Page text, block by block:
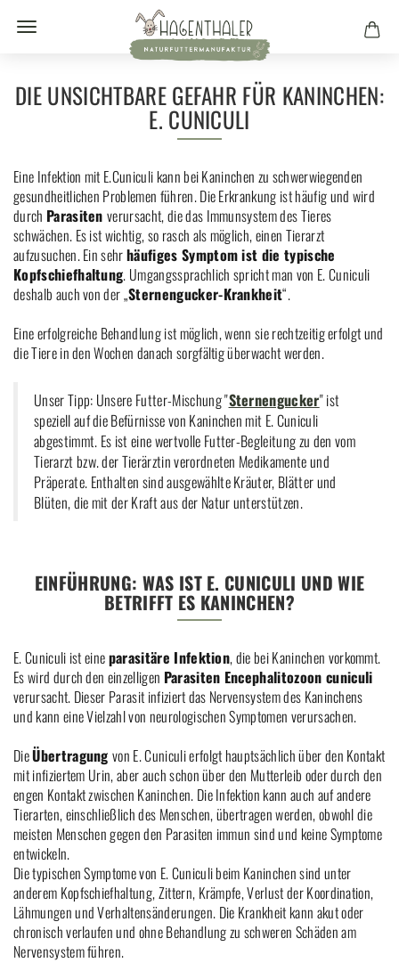
DIE UNSICHTBARE GEFAHR FÜR KANINCHEN:
E. CUNICULI
Eine Infektion mit E.Cuniculi kann bei Kaninchen zu schwerwiegenden
gesundheitlichen Problemen führen. Die Erkrankung ist häufig und wird
durch Parasitenverursacht, die das Immunsystem des Tieres
schwächen. Es ist wichtig, so rasch als möglich, einen Tierarzt
aufzusuchen. Ein sehrhäufiges Symptom ist die typische
Kopfschiefhaltung. Umgangssprachlich spricht man von E. Cuniculi
deshalb auch von der „Sternengucker-Krankheit“.
Eine erfolgreiche Behandlung ist möglich, wenn sie rechtzeitig erfolgt und
die Tiere in den Wochen danach sorgfältig überwacht werden.
Unser Tipp: Unsere Futter-Mischung "Sternengucker" ist
speziell auf die Befürnisse von Kaninchen mit E. Cuniculi
abgestimmt. Es ist eine wertvolle Futter-Begleitung zu den vom
Tierarzt bzw. der Tierärztin verordneten Medikamente und
Präperate. Enthalten sind ausgewählte Kräuter, Blätter und
Blüten, die mit der Kraft aus der Natur unterstützen.
EINFÜHRUNG: WAS IST E. CUNICULI UND WIE
BETRIFFT ES KANINCHEN?
E. Cuniculi ist eineparasitäre Infektion, die bei Kaninchen vorkommt.
Es wird durch den einzelligen Parasiten Encephalitozoon cuniculi
verursacht. Dieser Parasit infiziert das Nervensystem des Kaninchens
und kann eine Vielzahl von neurologischen Symptomen verursachen.
DieÜbertragungvon E. Cuniculi erfolgt hauptsächlich über den Kontakt
mit infiziertem Urin, aber auch schon über den Mutterleib oder durch den
engen Kontakt zwischen Kaninchen. Die Infektion kann auch auf andere
Tierarten, einschließlich des Menschen, übertragen werden, obwohl die
meisten Menschen gegen den Parasiten immun sind und keine Symptome
entwickeln.
Die typischen Symptome von E. Cuniculi beim Kaninchen sind unter
anderem Kopfschiefhaltung, Zittern, Krämpfe, Verlust der Koordination,
Lähmungen und Verhaltensänderungen. Die Krankheit kann akut oder
chronisch verlaufen und ohne Behandlung zu schweren Schäden am
Nervensystem führen.